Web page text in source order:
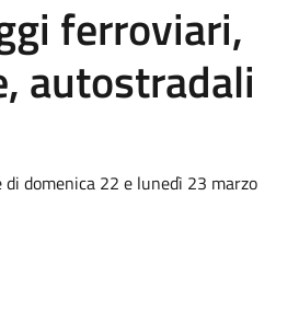
ferroviari,
autostradali
domenica 22 e lunedì 23 marzo